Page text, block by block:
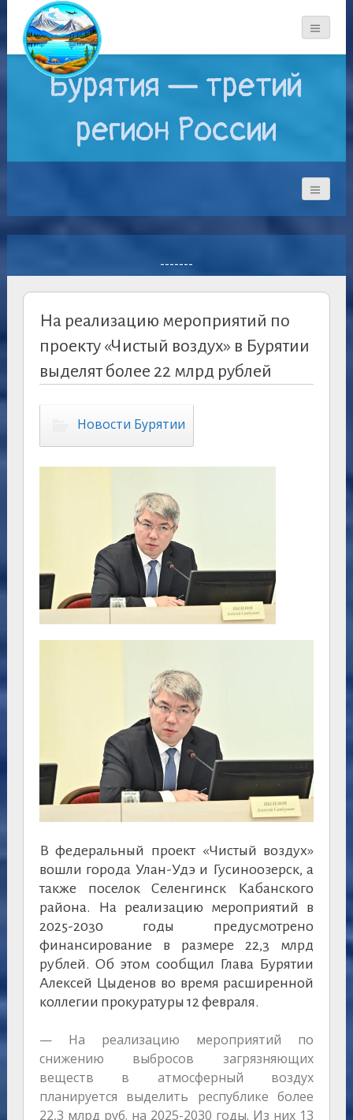
Бурятия — третий
регион России
-------
На реализацию мероприятий по
проекту «Чистый воздух» в Бурятии
выделят более 22 млрд рублей
Новости Бурятии
В федеральный проект «Чистый воздух»
вошли города Улан-Удэ и Гусиноозерск, а
также поселок Селенгинск Кабанского
района. На реализацию мероприятий в
2025-2030 годы предусмотрено
финансирование в размере 22,3 млрд
рублей. Об этом сообщил Глава Бурятии
Алексей Цыденов во время расширенной
коллегии прокуратуры 12 февраля.
— На реализацию мероприятий по
снижению выбросов загрязняющих
веществ в атмосферный воздух
планируется выделить республике более
22,3 млрд руб. на 2025-2030 годы. Из них 13